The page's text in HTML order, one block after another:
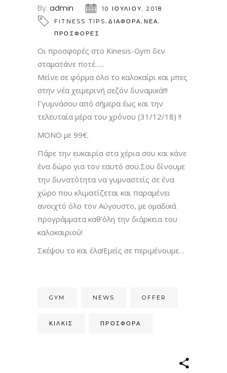
By: admin
10 ΙΟΥΛΊΟΥ, 2018
FITNESS TIPS,ΔΙΑΦΟΡΑ, ΝΕΑ,
ΠΡΟΣΦΟΡΕΣ
Οι προσφορές στο Kinesis-Gym δεν
σταματάνε ποτέ…..
Μείνε σε φόρμα όλο το καλοκαίρι και μπες
στην νέα χειμερινή σεζόν δυναμικά!!!
Γγυμνάσου από σήμερα έως και την
τελευταία μέρα του χρόνου (31/12/18) !!
ΜΟΝΟ με 99€.
Πάρε την ευκαιρία στα χέρια σου και κάνε
ένα δώρο για τον εαυτό σου.Σου δίνουμε
την δυνατότητα να γυμναστείς σε ένα
χώρο που κλιματίζεται και παραμένει
ανοιχτό όλο τον Αύγουστο, με ομαδικά
προγράμματα καθ’όλη την διάρκεια του
καλοκαιριού!
Σκέψου το και έλα!Εμείς σε περιμένουμε…
GYM NEWS OFFER
ΚΙΛΚΊΣ ΠΡΟΣΦΟΡΑ